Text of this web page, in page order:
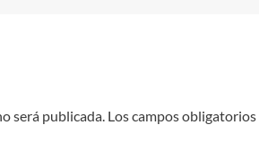
será publicada. Los campos